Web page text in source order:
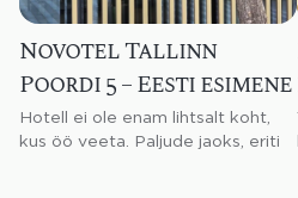
Novotel Tallinn
Poordi 5 – Eesti esimene
LEED-sertifikaadiga
hotell
Hotell ei ole enam lihtsalt koht,
kus öö veeta. Paljude jaoks, eriti